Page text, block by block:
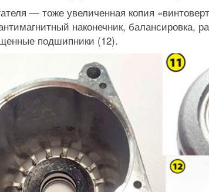
— тоже увеличенная копия
наконечник, балансировка,
подшипники (12).